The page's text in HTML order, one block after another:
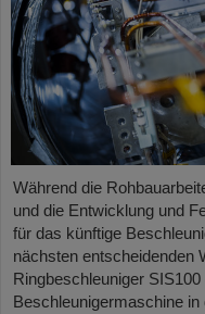
Während die
und die Entwicklung und
für das künftige
nächsten entscheidenden
Ringbeschleuniger
Beschleunigermaschine